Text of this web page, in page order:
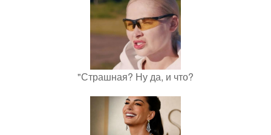
"Страшная? Ну да, и что?